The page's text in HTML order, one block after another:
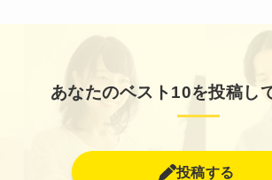
あなたのベスト10を投稿し
投稿する